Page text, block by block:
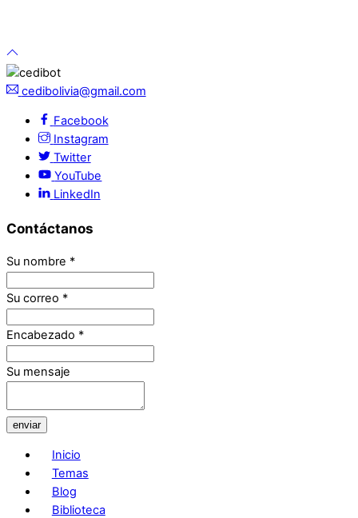
cedibolivia@gmail.com
Facebook
Instagram
Twitter
YouTube
LinkedIn
Contáctanos
Su nombre *
Su correo *
Encabezado *
Su mensaje
enviar
Inicio
Temas
Blog
Biblioteca